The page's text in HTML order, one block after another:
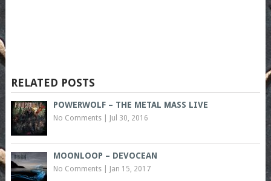
RELATED POSTS
POWERWOLF – THE METAL MASS LIVE
No Comments| Jul 30, 2016
MOONLOOP – DEVOCEAN
No Comments| Jan 15, 2017